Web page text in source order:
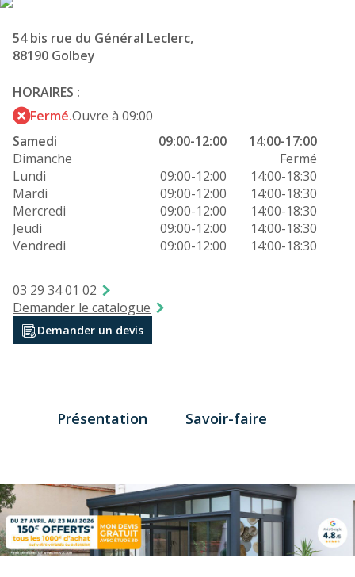
54 bis rue du Général Leclerc,
88190 Golbey
HORAIRES :
Fermé.Ouvre à 09:00
Samedi
09:00-12:00
14:00-17:00
Dimanche
Fermé
Lundi
09:00-12:00
14:00-18:30
Mardi
09:00-12:00
14:00-18:30
Mercredi
09:00-12:00
14:00-18:30
Jeudi
09:00-12:00
14:00-18:30
Vendredi
09:00-12:00 14:00-18:30
03 29 34 01 02
Demander le catalogue
Demander un devis
Présentation Savoir-faire